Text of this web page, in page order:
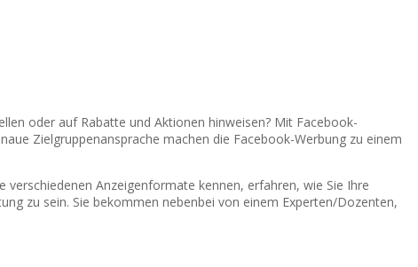
oder auf Rabatte und Aktionen hinweisen? Mit Facebook-
Zielgruppenansprache machen die Facebook-Werbung zu einem
verschiedenen Anzeigenformate kennen, erfahren, wie Sie Ihre
zu sein. Sie bekommen nebenbei von einem Experten/Dozenten,